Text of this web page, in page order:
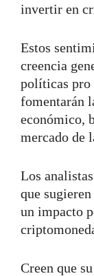
invertir en
Estos
creencia
políticas pro
fomentarán
económico,
mercado de
Los
que
un impacto
Creen que